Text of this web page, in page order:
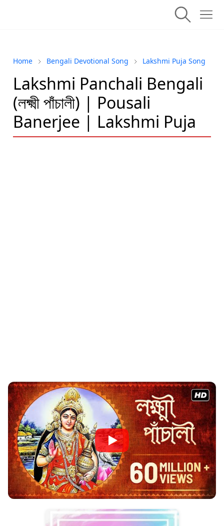
Home Bengali Devotional Song Lakshmi Puja Song
Lakshmi Panchali Bengali
(লক্ষ্মী পাঁচালী) | Pousali
Banerjee | Lakshmi Puja